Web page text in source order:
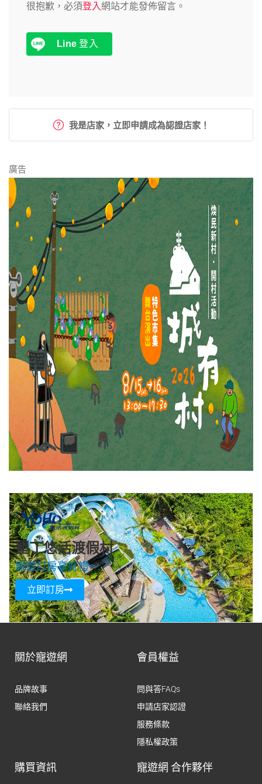
很抱歉，必須登入網站才能發佈留言。
Line 登入
我是店家，立即申請成為認證店家！
廣告
墾丁悠活渡假村
寵遊訂房享好禮～
立即訂房
關於寵遊網
品牌故事
聯絡我們
會員權益
問與答FAQs
申請店家認證
服務條款
隱私權政策
購買資訊 寵遊網 合作夥伴